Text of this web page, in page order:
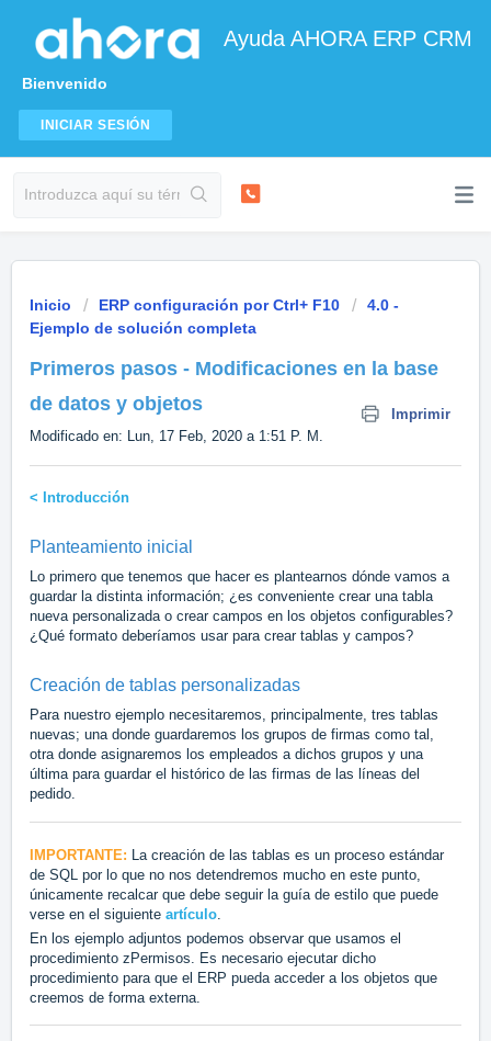
Ayuda AHORA ERP CRM
Bienvenido
INICIAR SESIÓN
Inicio ERP configuración por Ctrl+ F10
4.0 -
Ejemplo de solución completa
Primeros pasos - Modificaciones en la base
de datos y objetos
Imprimir
Modificado en: Lun, 17 Feb, 2020 a 1:51 P. M.
< Introducción
Planteamiento inicial
Lo primero que tenemos que hacer es plantearnos dónde vamos a
guardar la distinta información; ¿es conveniente crear una tabla
nueva personalizada o crear campos en los objetos configurables?
¿Qué formato deberíamos usar para crear tablas y campos?
Creación de tablas personalizadas
Para nuestro ejemplo necesitaremos, principalmente, tres tablas
nuevas; una donde guardaremos los grupos de firmas como tal,
otra donde asignaremos los empleados a dichos grupos y una
última para guardar el histórico de las firmas de las líneas del
pedido.
IMPORTANTE: La creación de las tablas es un proceso estándar
de SQL por lo que no nos detendremos mucho en este punto,
únicamente recalcar que debe seguir la guía de estilo que puede
verse en el siguiente artículo
En los ejemplo adjuntos podemos observar que usamos el
procedimiento zPermisos. Es necesario ejecutar dicho
procedimiento para que el ERP pueda acceder a los objetos que
creemos de forma externa.